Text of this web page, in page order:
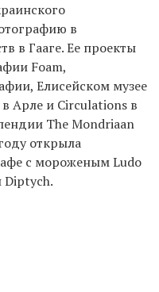
в
в Гааге. Ее проекты
Foam,
Елисейском музее
Арле и Circulations в
The Mondriaan
открыла
с мороженым Ludo
Diptych.